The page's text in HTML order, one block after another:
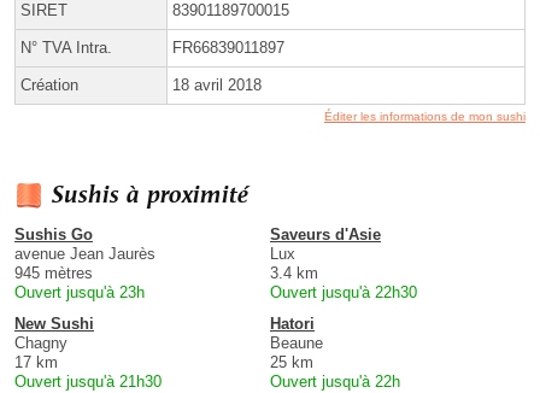
SIRET 83901189700015
N° TVA Intra. FR66839011897
Création 18 avril 2018
Éditer les informations de mon sushi
Sushis à proximité
Sushis Go
avenue Jean Jaurès
945 mètres
Ouvert jusqu'à 23h
Saveurs d'Asie
Lux
3.4 km
Ouvert jusqu'à 22h30
New Sushi
Chagny
17 km
Ouvert jusqu'à 21h30
Hatori
Beaune
25 km
Ouvert jusqu'à 22h